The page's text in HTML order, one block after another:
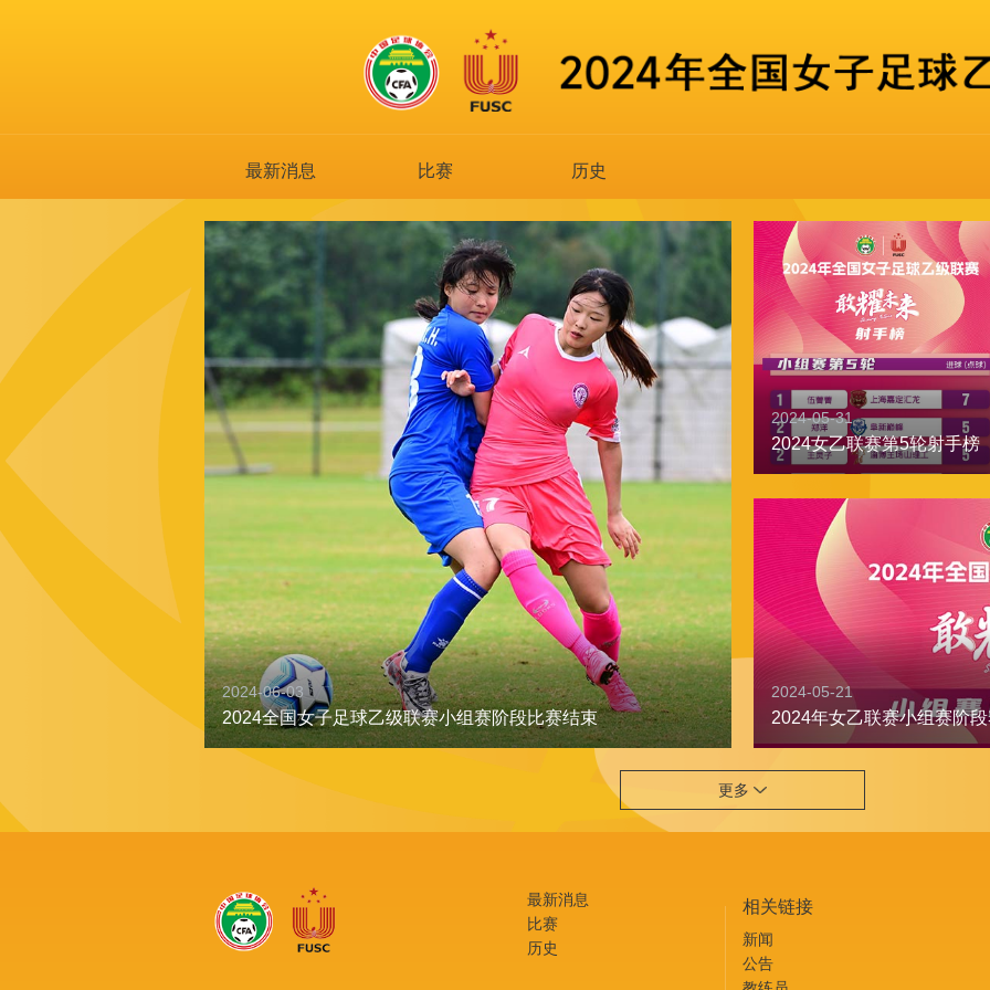
最新消息 比赛 历史
2024-06-03
2024全国女子足球乙级联赛小组赛阶段比赛结束
2024-05-31
2024女乙联赛第5轮射手榜
2024-05-21
2024年女乙联赛小组赛阶
更多
最新消息
比赛
历史
相关链接
新闻
公告